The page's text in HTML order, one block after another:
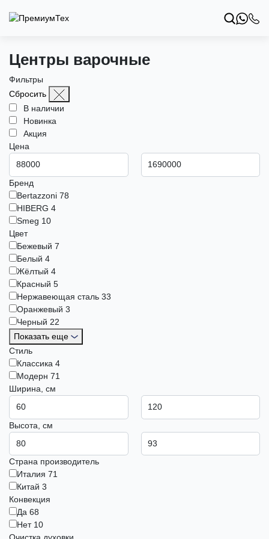
Центры варочные
Фильтры
Сбросить
В наличии
Новинка
Акция
Цена
Бренд
Bertazzoni 78
HIBERG 4
Smeg 10
Цвет
Бежевый 7
Белый 4
Жёлтый 4
Красный 5
Нержавеющая сталь 33
Оранжевый 3
Черный 22
Показать еще
Стиль
Классика 4
Модерн 71
Ширина, см
Высота, см
Страна производитель
Италия 71
Китай 3
Конвекция
Да 68
Нет 10